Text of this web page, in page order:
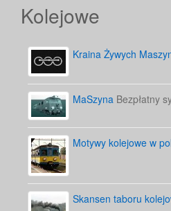
Kolejowe
Kraina Żywych
MaSzyna Bezpłatny
Motywy kolejowe w
Skansen taboru